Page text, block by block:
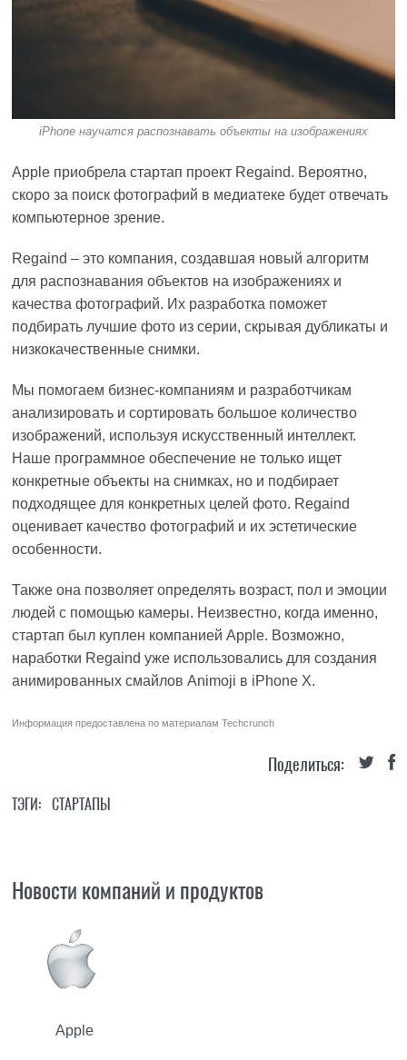
iPhone научатся распознавать объекты на изображениях
Apple приобрела стартап проект Regaind. Вероятно,
скоро за поиск фотографий в медиатеке будет отвечать
компьютерное зрение.
Regaind – это компания, создавшая новый алгоритм
для распознавания объектов на изображениях и
качества фотографий. Их разработка поможет
подбирать лучшие фото из серии, скрывая дубликаты и
низкокачественные снимки.
Мы помогаем бизнес-компаниям и разработчикам
анализировать и сортировать большое количество
изображений, используя искусственный интеллект.
Наше программное обеспечение не только ищет
конкретные объекты на снимках, но и подбирает
подходящее для конкретных целей фото. Regaind
оценивает качество фотографий и их эстетические
особенности.
Также она позволяет определять возраст, пол и эмоции
людей с помощью камеры. Неизвестно, когда именно,
стартап был куплен компанией Apple. Возможно,
наработки Regaind уже использовались для создания
анимированных смайлов Animoji в iPhone X.
Информация предоставлена по материаламTechcrunch
Поделиться:
ТЭГИ: СТАРТАПЫ
Новости компаний и продуктов
Apple